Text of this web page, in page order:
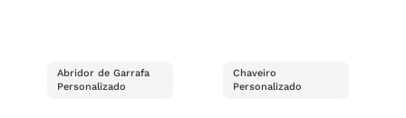
Abridor de Garrafa
Personalizado
Chaveiro
Personalizado